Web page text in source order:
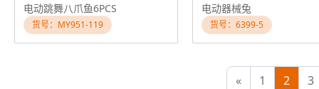
电动跳舞八爪鱼6PCS
货号：MY951-119
电动器械兔
货号：6399-5
« 1 2 3